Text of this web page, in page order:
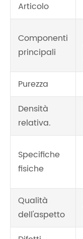
Articolo
Componenti
principali
Purezza
Densità
relativa.
Specifiche
fisiche
Qualità
dell'aspetto